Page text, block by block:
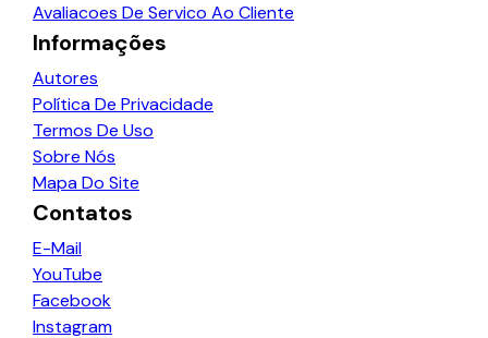
Avaliacoes De Servico Ao Cliente
Informações
Autores
Política De Privacidade
Termos De Uso
Sobre Nós
Mapa Do Site
Contatos
E-Mail
YouTube
Facebook
Instagram